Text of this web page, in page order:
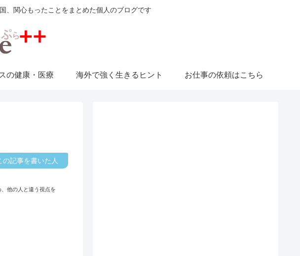
、関心もったことをまとめた個人のブログです
の健康・医療 海外で強く生きるヒント お仕事の依頼はこちら
他の人と違う視点を